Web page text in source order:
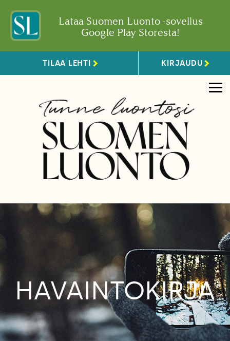
Lataa Suomen Luonto -sovellus
Google Play Storesta!
TILAA LEHTI KIRJAUDU
HAVAINTOKIRJA